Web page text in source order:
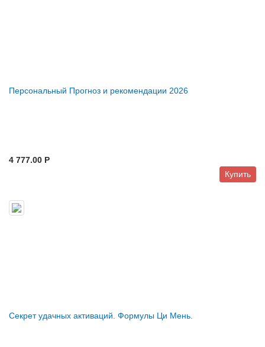
Персональный Прогноз и рекомендации 2026
4 777.00 P
Купить
Секрет удачных активаций. Формулы Ци Мень.